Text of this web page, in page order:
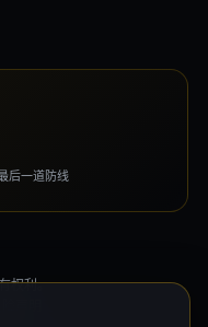
后一道防线
权利。